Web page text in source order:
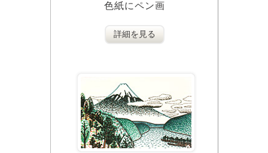
色紙にペン画
詳細を見る